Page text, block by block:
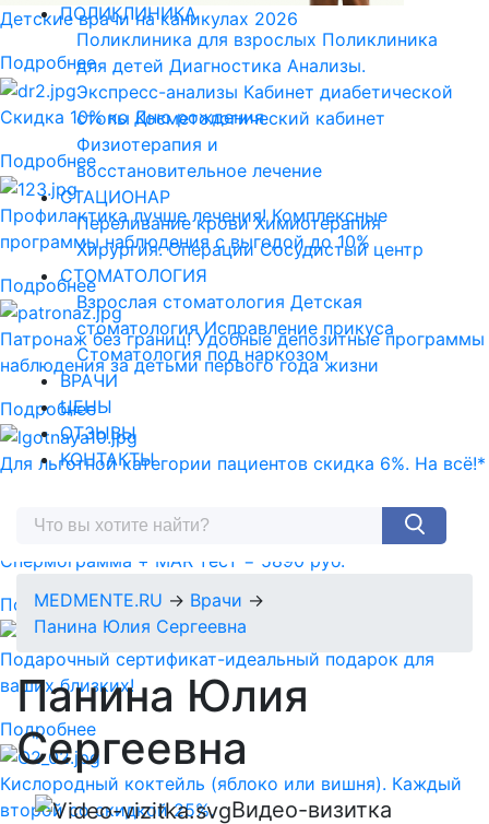
Детские врачи на каникулах 2026
Подробнее
Скидка 10% ко Дню рождения
Подробнее
Профилактика лучше лечения! Комплексные
программы наблюдения с выгодой до 10%
Подробнее
Патронаж без границ! Удобные депозитные программы
наблюдения за детьми первого года жизни
Подробнее
Для льготной категории пациентов скидка 6%. На всё!*
Спермограмма + MAR тест = 5890 руб.
Подробнее
Подарочный сертификат-идеальный подарок для
ваших близких!
Подробнее
Кислородный коктейль (яблоко или вишня). Каждый
второй со скидкой 25%.
ПОЛИКЛИНИКА
Поликлиника для взрослых Поликлиника
для детей Диагностика Анализы.
Экспресс-анализы Кабинет диабетической
стопы Косметологический кабинет
Физиотерапия и
восстановительное лечение
СТАЦИОНАР
Переливание крови Химиотерапия
Хирургия. Операции Сосудистый центр
СТОМАТОЛОГИЯ
Взрослая стоматология Детская
стоматология Исправление прикуса
Стоматология под наркозом
ВРАЧИ
ЦЕНЫ
ОТЗЫВЫ
КОНТАКТЫ
MEDMENTE.RU → Врачи →
Панина Юлия Сергеевна
Панина Юлия
Сергеевна
Видео-визитка